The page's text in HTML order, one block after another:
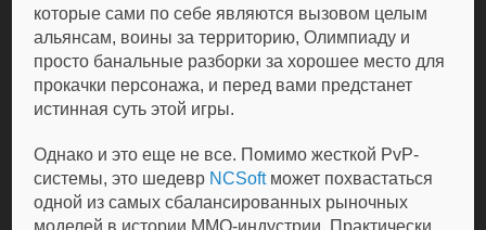
которые сами по себе являются вызовом целым
альянсам, воины за территорию, Олимпиаду и
просто банальные разборки за хорошее место для
прокачки персонажа, и перед вами предстанет
истинная суть этой игры.
Однако и это еще не все. Помимо жесткой PvP-
системы, это шедевр NCSoftможет похвастаться
одной из самых сбалансированных рыночных
моделей в истории MMO-индустрии. Практически